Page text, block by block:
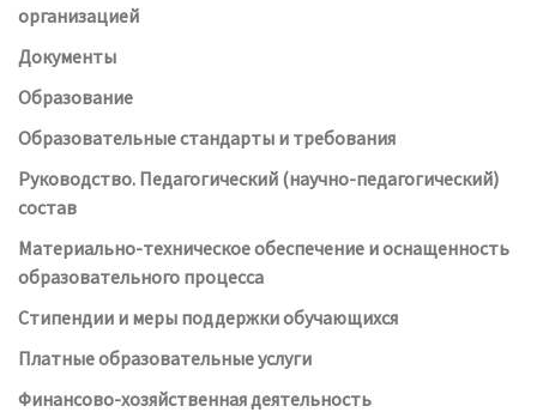
организацией
Документы
Образование
Образовательные стандарты и требования
Руководство. Педагогический (научно-педагогический)
состав
Материально-техническое обеспечение и оснащенность
образовательного процесса
Стипендии и меры поддержки обучающихся
Платные образовательные услуги
Финансово-хозяйственная деятельность